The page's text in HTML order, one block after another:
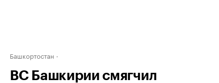
Башкортостан
ВС Башкирии смягчил